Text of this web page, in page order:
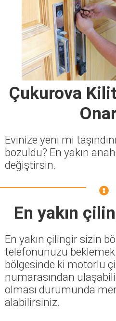
Çukurova
Evinize yeni mi
bozuldu? En yakın
değiştirsin.
En yakın
En yakın çilingir sizin
telefonunuzu
bölgesinde ki motorlu
numarasından
olması durumunda
alabilirsiniz.